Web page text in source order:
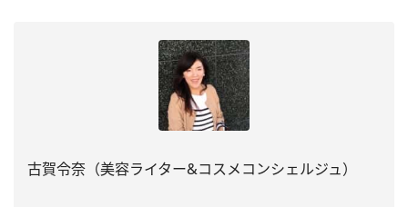
古賀令奈（美容ライター&コスメコンシェルジュ）